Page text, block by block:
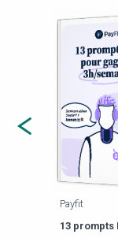
Payfit
13 prompts